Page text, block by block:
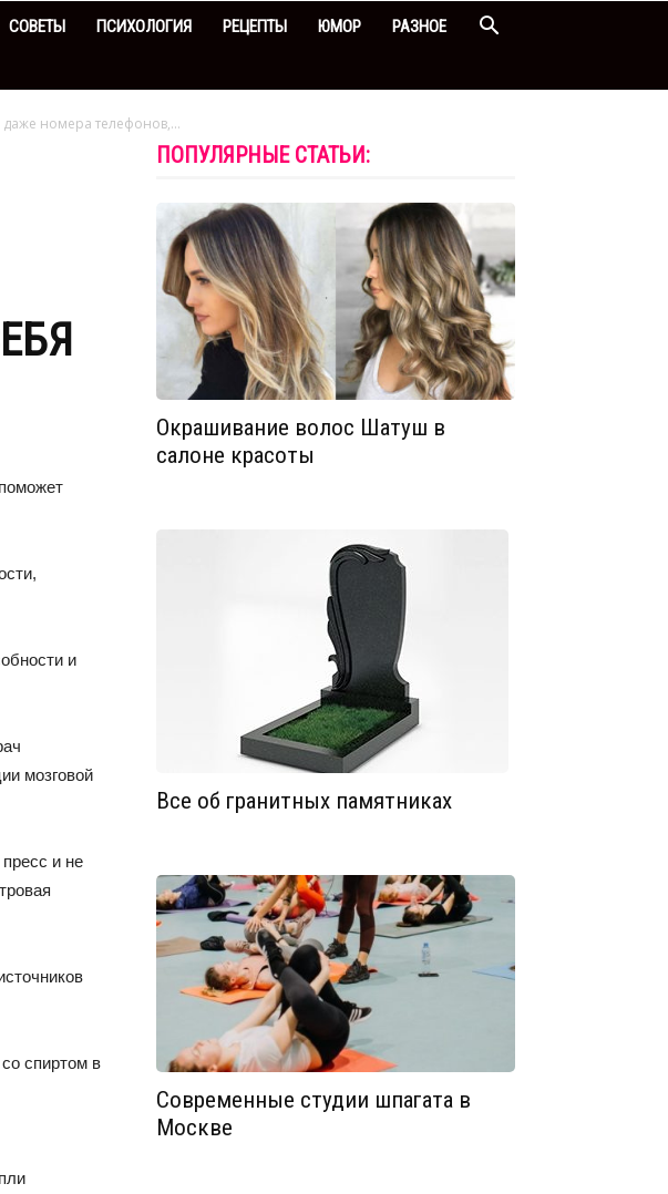
СОВЕТЫ ПСИХОЛОГИЯ РЕЦЕПТЫ ЮМОР РАЗНОЕ
даже номера телефонов,...
и
мозговой
и не
спиртом в
ПОПУЛЯРНЫЕ СТАТЬИ:
Окрашивание волос Шатуш в
салоне красоты
Все об гранитных памятниках
Современные студии шпагата в
Москве